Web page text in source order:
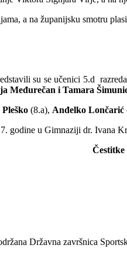
a na županijsku smotru
su se učenici 5.d
Međurečan i Tamara
Pleško (8.a), Anđelko Lončarić
godine u Gimnaziji dr. Ivana
Državna završnica